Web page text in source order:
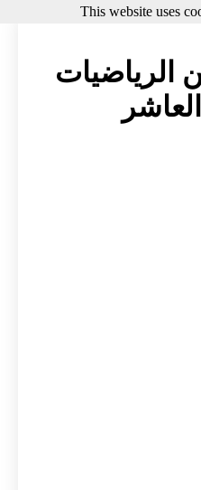
الرياضيات
This website uses